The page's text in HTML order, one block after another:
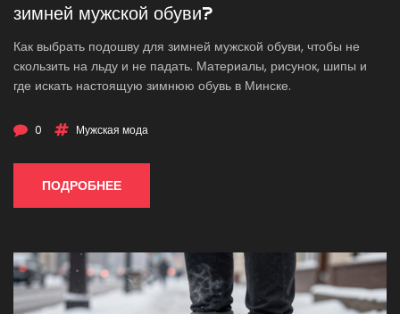
зимней мужской обуви?
Как выбрать подошву для зимней мужской обуви, чтобы не
скользить на льду и не падать. Материалы, рисунок, шипы и
где искать настоящую зимнюю обувь в Минске.
0 Мужская мода
ПОДРОБНЕЕ